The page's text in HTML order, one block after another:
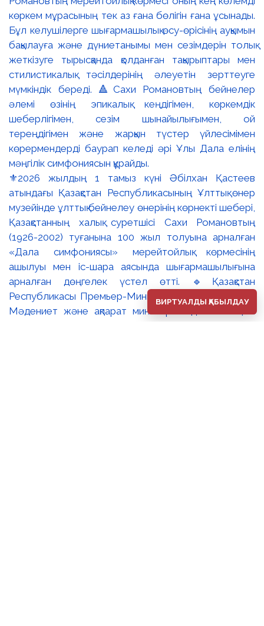
⚜️2026 жылдың 1 тамыз күні Әбілхан Қастеев
атындағы Қазақстан Республикасының Ұлттық өнер
музейінде ұлттық бейнелеу өнерінің көрнекті шебері,
Қазақстанның халық суретшісі Сахи Романовтың
(1926-2002) туғанына 100 жыл толуына арналған
«Дала симфониясы» мерейтойлық көрмесінің
ашылуы мен іс-шара аясында шығармашылығына
арналған дөңгелек үстел өтті. 🔹Қазақстан
Республикасы Премьер-Министрінің орынбасары –
Мәдениет және ақпарат министрі Аида Ғалымқызы
ВИРТУАЛДЫ ҚАБЫЛДАУ